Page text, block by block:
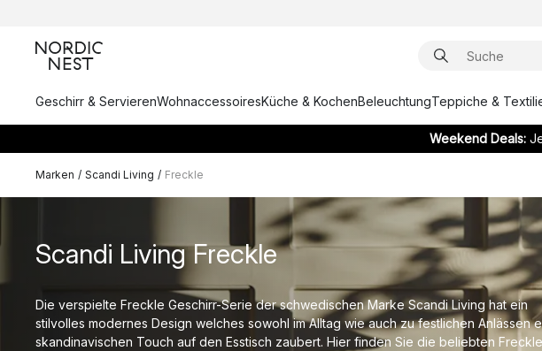
Geschirr & ServierenWohnaccessoiresKüche & KochenBeleuchtungTeppiche &
Weekend Deals:
Marken / Scandi Living / Freckle
Scandi Living Freckle
Die verspielte Freckle Geschirr-Serie der schwedischen Marke Scandi Living hat ein
stilvolles modernes Design welches sowohl im Alltag wie auch zu festlichen Anlässen
skandinavischen Touch auf den Esstisch zaubert. Hier finden Sie die beliebten Freckle